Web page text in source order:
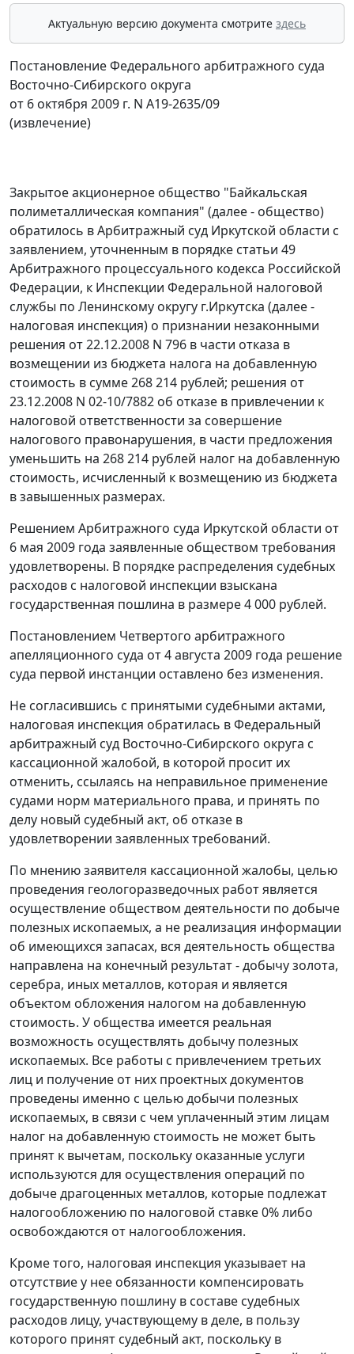
Актуальную версию документа смотрите здесь
Постановление Федерального арбитражного суда
Восточно-Сибирского округа
от 6 октября 2009 г. N А19-2635/09
(извлечение)
Закрытое акционерное общество "Байкальская
полиметаллическая компания" (далее - общество)
обратилось в Арбитражный суд Иркутской области с
заявлением, уточненным в порядке статьи 49
Арбитражного процессуального кодекса Российской
Федерации, к Инспекции Федеральной налоговой
службы по Ленинскому округу г.Иркутска (далее -
налоговая инспекция) о признании незаконными
решения от 22.12.2008 N 796 в части отказа в
возмещении из бюджета налога на добавленную
стоимость в сумме 268 214 рублей; решения от
23.12.2008 N 02-10/7882 об отказе в привлечении к
налоговой ответственности за совершение
налогового правонарушения, в части предложения
уменьшить на 268 214 рублей налог на добавленную
стоимость, исчисленный к возмещению из бюджета
в завышенных размерах.
Решением Арбитражного суда Иркутской области от
6 мая 2009 года заявленные обществом требования
удовлетворены. В порядке распределения судебных
расходов с налоговой инспекции взыскана
государственная пошлина в размере 4 000 рублей.
Постановлением Четвертого арбитражного
апелляционного суда от 4 августа 2009 года решение
суда первой инстанции оставлено без изменения.
Не согласившись с принятыми судебными актами,
налоговая инспекция обратилась в Федеральный
арбитражный суд Восточно-Сибирского округа с
кассационной жалобой, в которой просит их
отменить, ссылаясь на неправильное применение
судами норм материального права, и принять по
делу новый судебный акт, об отказе в
удовлетворении заявленных требований.
По мнению заявителя кассационной жалобы, целью
проведения геологоразведочных работ является
осуществление обществом деятельности по добыче
полезных ископаемых, а не реализация информации
об имеющихся запасах, вся деятельность общества
направлена на конечный результат - добычу золота,
серебра, иных металлов, которая и является
объектом обложения налогом на добавленную
стоимость. У общества имеется реальная
возможность осуществлять добычу полезных
ископаемых. Все работы с привлечением третьих
лиц и получение от них проектных документов
проведены именно с целью добычи полезных
ископаемых, в связи с чем уплаченный этим лицам
налог на добавленную стоимость не может быть
принят к вычетам, поскольку оказанные услуги
используются для осуществления операций по
добыче драгоценных металлов, которые подлежат
налогообложению по налоговой ставке 0% либо
освобождаются от налогообложения.
Кроме того, налоговая инспекция указывает на
отсутствие у нее обязанности компенсировать
государственную пошлину в составе судебных
расходов лицу, участвующему в деле, в пользу
которого принят судебный акт, поскольку в